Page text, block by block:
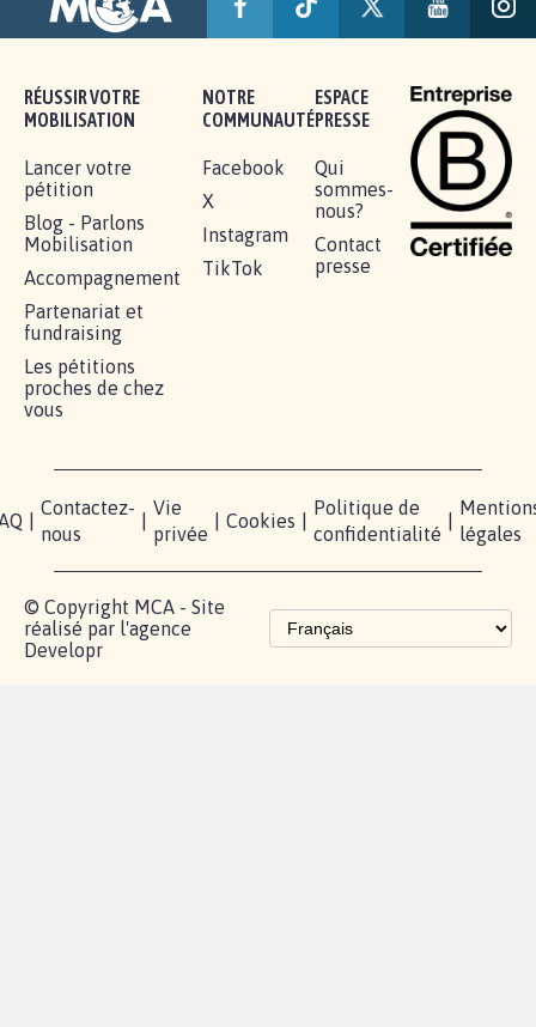
RÉUSSIR VOTRE
MOBILISATION
Lancer votre
pétition
Blog - Parlons
Mobilisation
Accompagnement
Partenariat et
fundraising
Les pétitions
proches de chez
vous
NOTRE
COMMUNAUTÉ
Facebook
X
Instagram
TikTok
ESPACE
PRESSE
Qui
sommes-
nous?
Contact
presse
Contactez-
nous
Vie
privée
Cookies
Politique de
confidentialité
légales
© Copyright MCA - Site
réalisé par l'agence
Developr